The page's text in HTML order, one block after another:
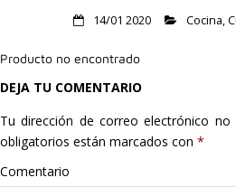
Deportes
Hogar
Listas
14/01 2020 Cocina,
Producto no encontrado
DEJA TU COMENTARIO
Tu dirección de correo electrónico no
obligatorios están marcados con *
Comentario